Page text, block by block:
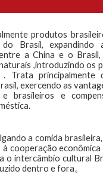
produtos
Brasil, expandindo
a China e o Brasil,
,introduzindo os
Trata principalmente
exercendo as
e brasileiros e
a comida
à cooperação
o intercâmbio cultural
dentro e fora。